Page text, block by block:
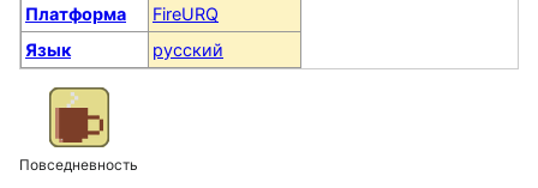
Платформа
FireURQ
Язык
русский
Повседневность